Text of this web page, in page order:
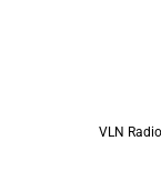
VLN